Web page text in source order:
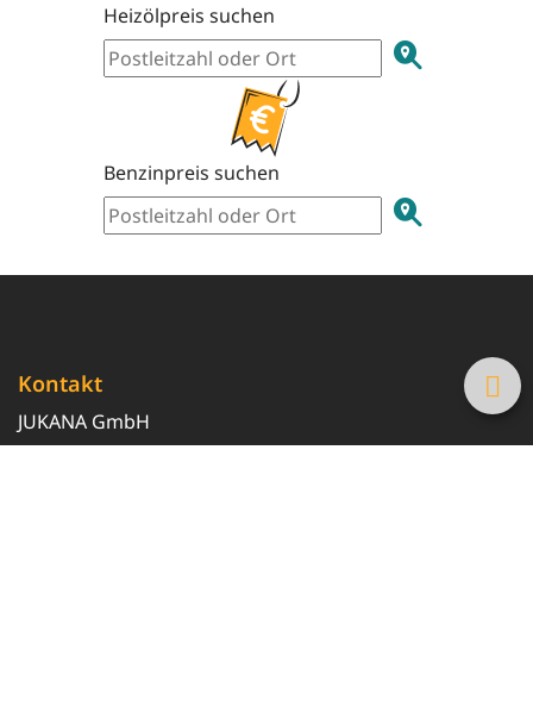
Heizölpreis suchen
Benzinpreis suchen
Kontakt
JUKANA GmbH